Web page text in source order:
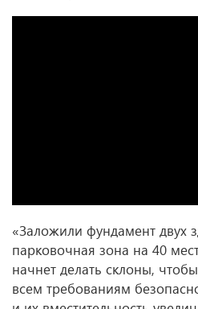
«Заложили фундамент двух
парковочная зона на 40
начнет делать склоны,
всем требованиям